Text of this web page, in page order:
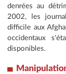
denrées au
2002, les
difficile aux
occidentaux
disponibles.